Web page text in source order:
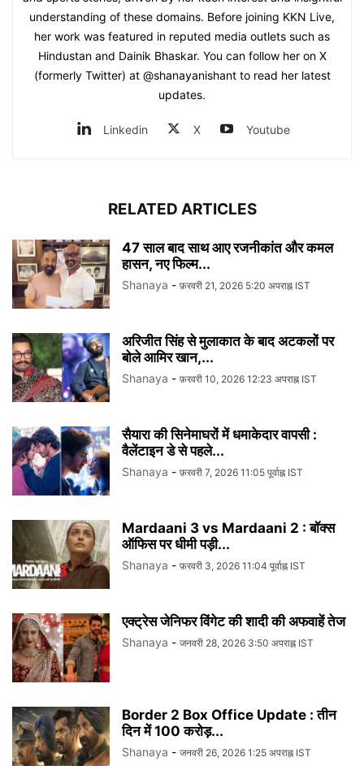
understanding of these domains. Before joining KKN Live,
her work was featured in reputed media outlets such as
Hindustan and Dainik Bhaskar. You can follow her on X
(formerly Twitter) at @shanayanishant to read her latest
updates.
Linkedin X Youtube
RELATED ARTICLES
47 साल बाद साथ आए रजनीकांत और कमल
हासन, नए फिल्म...
Shanaya - फ़रवरी 21, 2026 5:20 अपराह्न IST
अरिजीत सिंह से मुलाकात के बाद अटकलों पर
बोले आमिर खान,...
Shanaya - फ़रवरी 10, 2026 12:23 अपराह्न IST
सैयारा की सिनेमाघरों में धमाकेदार वापसी :
वैलेंटाइन डे से पहले...
Shanaya - फ़रवरी 7, 2026 11:05 पूर्वाह्न IST
Mardaani 3 vs Mardaani 2 : बॉक्स
ऑफिस पर धीमी पड़ी...
Shanaya - फ़रवरी 3, 2026 11:04 पूर्वाह्न IST
एक्ट्रेस जेनिफर विंगेट की शादी की अफवाहें तेज
Shanaya - जनवरी 28, 2026 3:50 अपराह्न IST
Border 2 Box Office Update : तीन
दिन में 100 करोड़...
Shanaya - जनवरी 26, 2026 1:25 अपराह्न IST